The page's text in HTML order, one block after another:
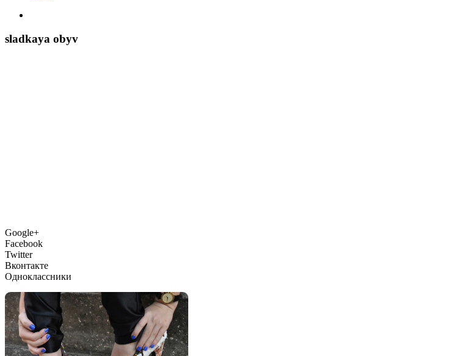
sladkaya obyv
Google+
Facebook
Twitter
Вконтакте
Одноклассники